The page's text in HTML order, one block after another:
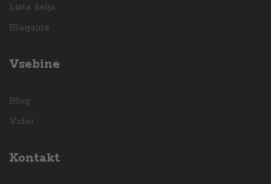
Lista želja
Blagajna
Vsebine
Blog
Videi
Kontakt